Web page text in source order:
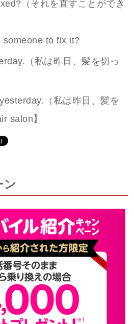
（それを直すことができ
someone to fix it?
（私は昨日、髪を切っ
（私は昨日、髪を
salon】
ン